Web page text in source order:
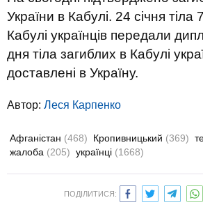
України в Кабулі. 24 січня тіла
Кабулі українців передали
дня тіла загиблих в Кабулі
доставлені в Україну.
Автор: Леся Карпенко
Афганістан (468) Кропивницький (369)
жалоба (205) українці (1668)
ПОДІЛИТИСЯ: